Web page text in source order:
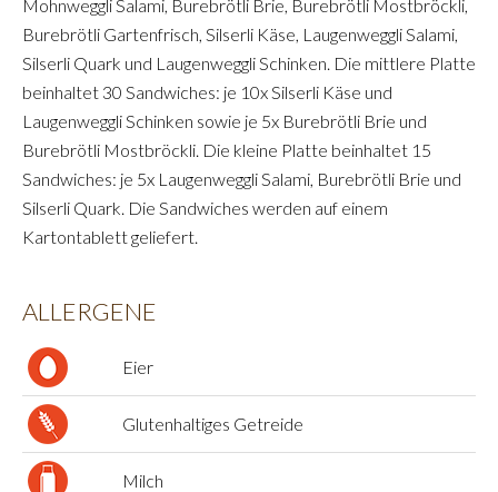
Mohnweggli Salami, Burebrötli Brie, Burebrötli Mostbröckli,
Burebrötli Gartenfrisch, Silserli Käse, Laugenweggli Salami,
Silserli Quark und Laugenweggli Schinken. Die mittlere Platte
beinhaltet 30 Sandwiches: je 10x Silserli Käse und
Laugenweggli Schinken sowie je 5x Burebrötli Brie und
Burebrötli Mostbröckli. Die kleine Platte beinhaltet 15
Sandwiches: je 5x Laugenweggli Salami, Burebrötli Brie und
Silserli Quark. Die Sandwiches werden auf einem
Kartontablett geliefert.
ALLERGENE
Eier
Glutenhaltiges Getreide
Milch